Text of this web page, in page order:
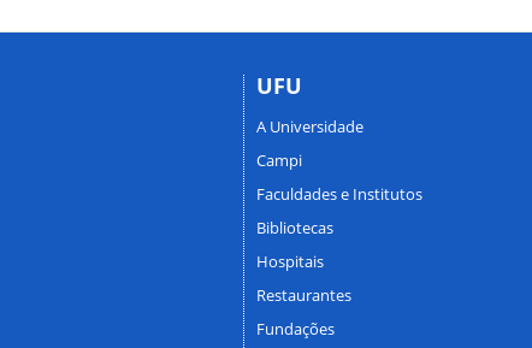
UFU
A Universidade
Campi
Faculdades e Institutos
Bibliotecas
Hospitais
Restaurantes
Fundações